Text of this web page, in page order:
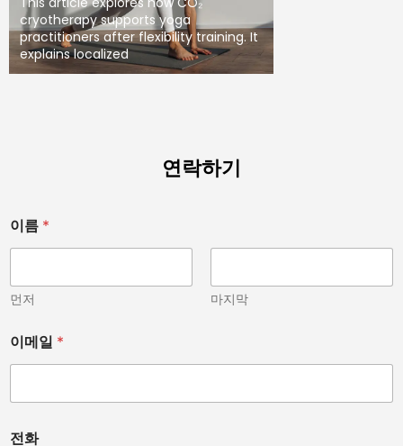
cryotherapy supports yoga
practitioners after flexibility training. It
explains localized
연락하기
이름 *
먼저 마지막
이메일 *
전화